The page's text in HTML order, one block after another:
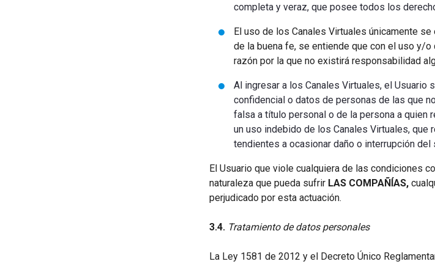
completa y veraz, que posee todos los
El uso de los Canales Virtuales únicamente
de la buena fe, se entiende que con el uso y/
razón por la que no existirá responsabilidad
Al ingresar a los Canales Virtuales, el
confidencial o datos de personas de las que
falsa a título personal o de la persona a quien
un uso indebido de los Canales Virtuales, que
tendientes a ocasionar daño o interrupción
El Usuario que viole cualquiera de las condiciones
naturaleza que pueda sufrir LAS COMPAÑÍAS,
perjudicado por esta actuación.
3.4. Tratamiento de datos personales
La Ley 1581 de 2012 y el Decreto Único